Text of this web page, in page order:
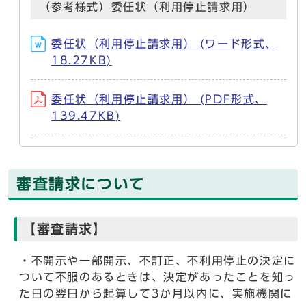
（参考様式）委任状（利用停止請求用）
委任状（利用停止請求用） (ワード形式、
18.27KB)
委任状（利用停止請求用） (PDF形式、
139.47KB)
審査請求について
【審査請求】
・不開示や一部開示、不訂正、不利用停止の決定に
ついて不服のあるときは、決定があったことを知っ
た日の翌日から起算して3か月以内に、実施機関に